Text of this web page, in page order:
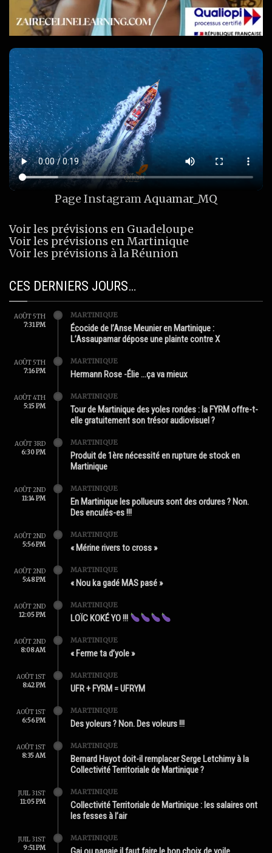
Page InstagramAquamar_MQ
Voir les prévisions en Guadeloupe
Voir les prévisions en Martinique
Voir les prévisions à la Réunion
CES DERNIERS JOURS…
AOÛT 5TH
7:31 PM
MARTINIQUE
Écocide de l’Anse Meunier en Martinique :
L’Assaupamar dépose une plainte contre X
AOÛT 5TH
7:16 PM
MARTINIQUE
Hermann Rose -Élie …ça va mieux
AOÛT 4TH
5:15 PM
MARTINIQUE
Tour de Martinique des yoles rondes : la FYRM offre-t-
elle gratuitement son trésor audiovisuel ?
AOÛT 3RD
6:30 PM
MARTINIQUE
Produit de 1ère nécessité en rupture de stock en
Martinique
AOÛT 2ND
11:14 PM
MARTINIQUE
En Martinique les pollueurs sont des ordures ? Non.
Des enculés-es !!!
AOÛT 2ND
5:56 PM
MARTINIQUE
« Mérine rivers to cross »
AOÛT 2ND
5:48 PM
MARTINIQUE
« Nou ka gadé MAS pasé »
AOÛT 2ND
12:05 PM
MARTINIQUE
LOÏC KOKÉ YO !!!
AOÛT 2ND
8:08 AM
MARTINIQUE
« Ferme ta d’yole »
AOÛT 1ST
8:42 PM
MARTINIQUE
UFR + FYRM = UFRYM
AOÛT 1ST
6:56 PM
MARTINIQUE
Des yoleurs ? Non. Des voleurs !!!
AOÛT 1ST
8:35 AM
MARTINIQUE
Bernard Hayot doit-il remplacer Serge Letchimy à la
Collectivité Territoriale de Martinique ?
JUIL 31ST
11:05 PM
MARTINIQUE
Collectivité Territoriale de Martinique : les salaires ont
les fesses à l’air
JUIL 31ST
9:51 PM
MARTINIQUE